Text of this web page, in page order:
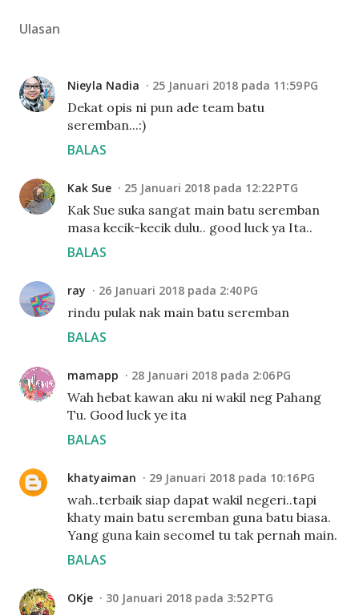
Ulasan
Nieyla Nadia 25 Januari 2018 pada 11:59 PG
Dekat opis ni pun ade team batu
seremban...:)
BALAS
Kak Sue 25 Januari 2018 pada 12:22 PTG
Kak Sue suka sangat main batu seremban
masa kecik-kecik dulu.. good luck ya Ita..
BALAS
ray 26 Januari 2018 pada 2:40 PG
rindu pulak nak main batu seremban
BALAS
mamapp 28 Januari 2018 pada 2:06 PG
Wah hebat kawan aku ni wakil neg Pahang
Tu. Good luck ye ita
BALAS
khatyaiman 29 Januari 2018 pada 10:16 PG
wah..terbaik siap dapat wakil negeri..tapi
khaty main batu seremban guna batu biasa.
Yang guna kain secomel tu tak pernah main.
BALAS
OKje 30 Januari 2018 pada 3:52 PTG